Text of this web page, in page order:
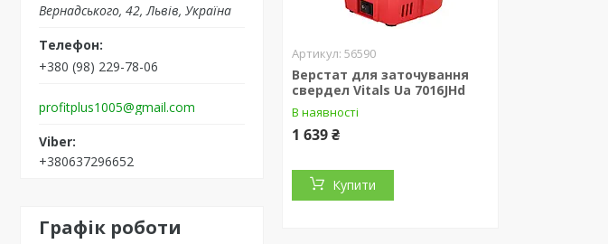
Вернадського, 42, Львів, Україна
+380 (98) 229-78-06
profitplus1005@gmail.com
+380637296652
Графік роботи
56590
Верстат для заточування
свердел Vitals Ua 7016JHd
В наявності
1 639 ₴
Купити